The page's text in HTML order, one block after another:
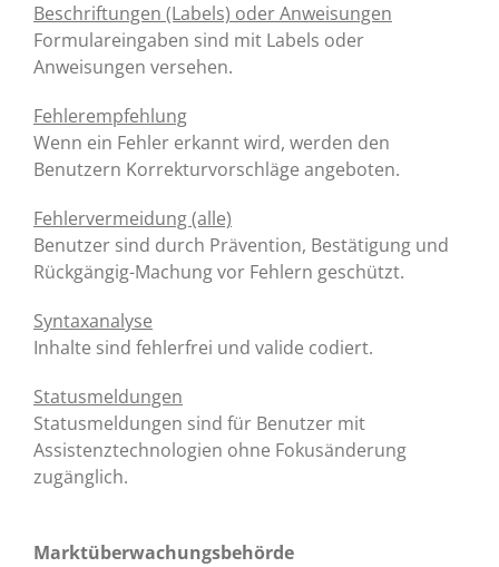
Beschriftungen (Labels) oder Anweisungen
Formulareingaben sind mit Labels oder
Anweisungen versehen.
Fehlerempfehlung
Wenn ein Fehler erkannt wird, werden den
Benutzern Korrekturvorschläge angeboten.
Fehlervermeidung (alle)
Benutzer sind durch Prävention, Bestätigung und
Rückgängig-Machung vor Fehlern geschützt.
Syntaxanalyse
Inhalte sind fehlerfrei und valide codiert.
Statusmeldungen
Statusmeldungen sind für Benutzer mit
Assistenztechnologien ohne Fokusänderung
zugänglich.
Marktüberwachungsbehörde